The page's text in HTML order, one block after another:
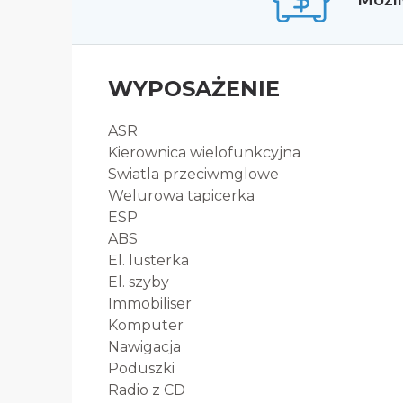
WYPOSAŻENIE
ASR
Kierownica wielofunkcyjna
Swiatla przeciwmglowe
Welurowa tapicerka
ESP
ABS
El. lusterka
El. szyby
Immobiliser
Komputer
Nawigacja
Poduszki
Radio z CD